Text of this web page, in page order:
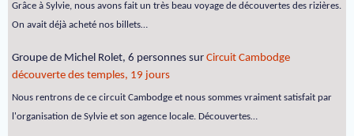
Grâce à Sylvie, nous avons fait un très beau voyage de découvertes des rizières.
On avait déjà acheté nos billets…
Groupe de Michel Rolet, 6 personnes sur Circuit Cambodge
découverte des temples, 19 jours
Nous rentrons de ce circuit Cambodge et nous sommes vraiment satisfait par
l'organisation de Sylvie et son agence locale. Découvertes…